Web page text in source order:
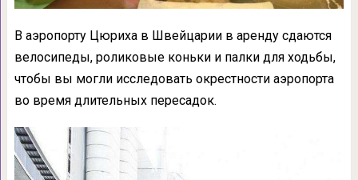
В аэропорту Цюриха в Швейцарии в аренду сдаются
велосипеды, роликовые коньки и палки для ходьбы,
чтобы вы могли исследовать окрестности аэропорта
во время длительных пересадок.